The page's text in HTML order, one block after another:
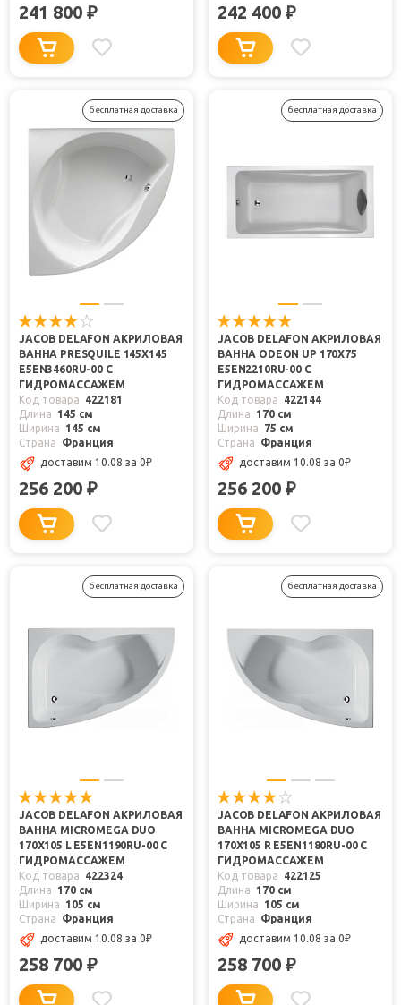
241 800 ₽ 242 400 ₽
бесплатная доставка
JACOB DELAFON АКРИЛОВАЯ
ВАННА PRESQUILE 145X145
E5EN3460RU-00 С
ГИДРОМАССАЖЕМ
Код товара
422181
Длина
145 см
Ширина
145 см
Страна
Франция
доставим 10.08 за 0₽
256 200 ₽
бесплатная доставка
JACOB DELAFON АКРИЛОВАЯ
ВАННА ODEON UP 170X75
E5EN2210RU-00 С
ГИДРОМАССАЖЕМ
Код товара
422144
Длина
170 см
Ширина
75 см
Страна
Франция
доставим 10.08 за 0₽
256 200 ₽
бесплатная доставка
JACOB DELAFON АКРИЛОВАЯ
ВАННА MICROMEGA DUO
170X105 L E5EN1190RU-00 С
ГИДРОМАССАЖЕМ
Код товара
422324
Длина
170 см
Ширина
105 см
Страна
Франция
доставим 10.08 за 0₽
258 700 ₽
бесплатная доставка
JACOB DELAFON АКРИЛОВАЯ
ВАННА MICROMEGA DUO
170X105 R E5EN1180RU-00 С
ГИДРОМАССАЖЕМ
Код товара
422125
Длина
170 см
Ширина
105 см
Страна
Франция
доставим 10.08 за 0₽
258 700 ₽